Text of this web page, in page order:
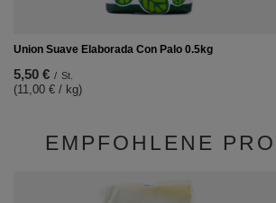
Union Suave Elaborada Con Palo 0.5kg
5,50 € / St.
(11,00 € / kg)
EMPFOHLENE